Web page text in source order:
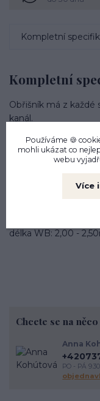
Kompletní
Kompletní
Obřišník má z každé
kanál.
Variabilní
na 13 kroužků.
S jemnými vrsty
Včetně spodní
délka WB: 2,00 -
Chcete se na
Anna
PO - PÁ
Používáme 🍪
mohli ukázat co
webu
Více